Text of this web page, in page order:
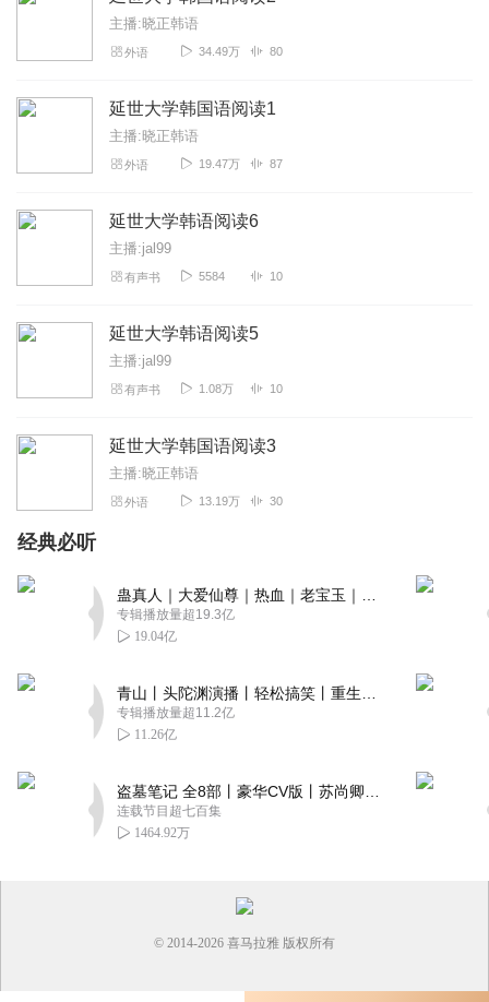
主播:晓正韩语
外语 34.49万 80
延世大学韩国语阅读1
主播:晓正韩语
外语 19.47万 87
延世大学韩语阅读6
主播:jal99
有声书 5584 10
延世大学韩语阅读5
主播:jal99
有声书 1.08万 10
延世大学韩国语阅读3
主播:晓正韩语
外语 13.19万 30
经典必听
专辑播放量超19.3亿
19.04亿
专辑播放量超11.2亿
11.26亿
连载节目超七百集
1464.92万
© 2014-2026 喜马拉雅 版权所有